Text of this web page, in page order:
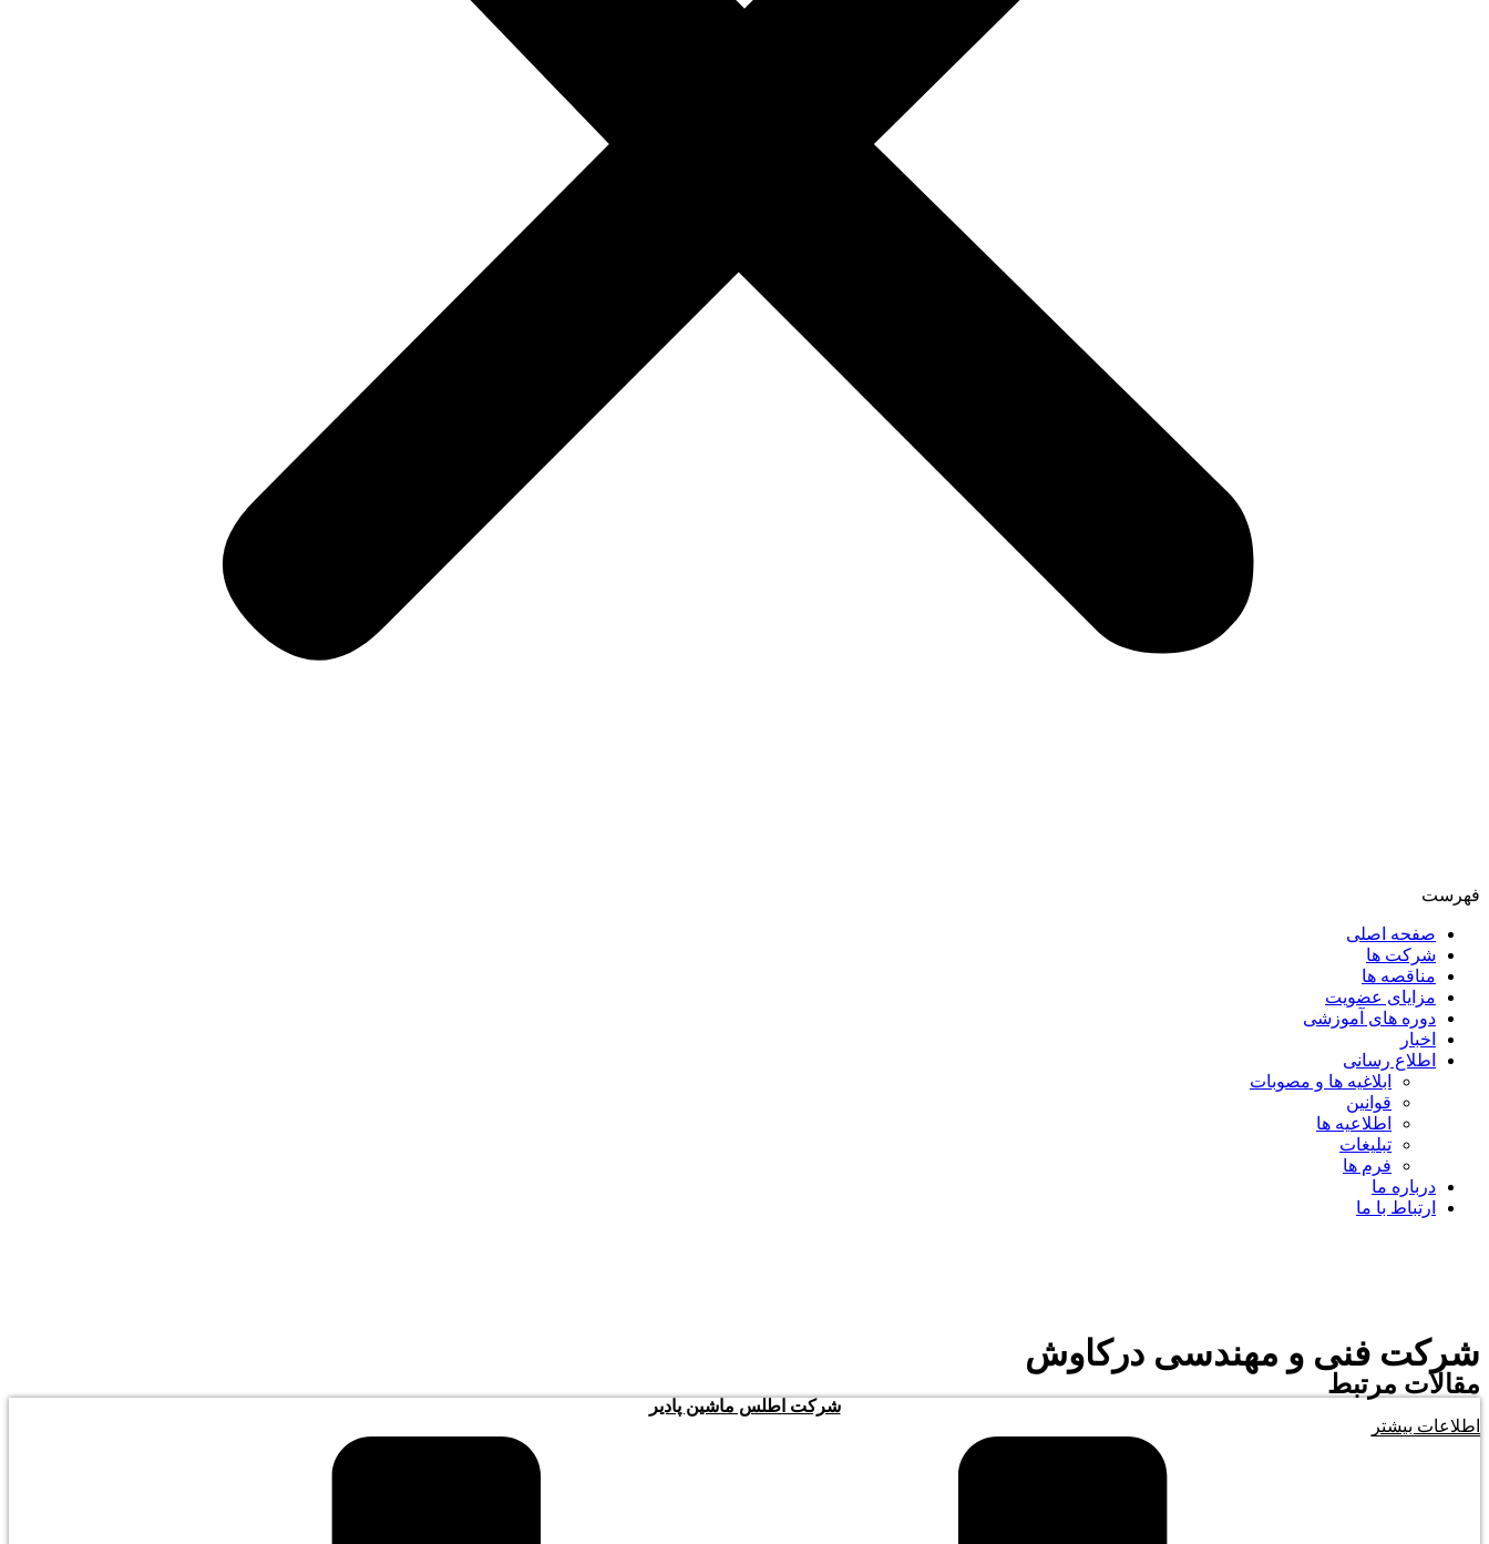
فهرست
صفحه اصلی
شرکت ها
مناقصه ها
مزایای عضویت
دوره های آموزشی
اخبار
اطلاع رسانی
ابلاغیه ها و مصوبات
قوانین
اطلاعیه ها
تبلیغات
فرم ها
درباره ما
ارتباط با ما
شرکت فنی و مهندسی درکاوش
مقالات مرتبط
شرکت اطلس ماشین پادیر
اطلاعات بیشتر